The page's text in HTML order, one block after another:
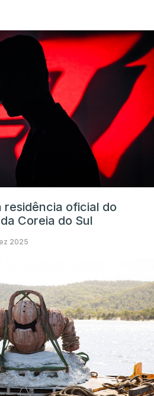
residência oficial do
Coreia do Sul
2025